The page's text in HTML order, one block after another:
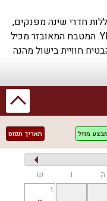
חדרי שינה מפנקים,
עם מסכי LCD ושרותי טלוויזיה בלוויין YES. המטבח המאובזר מכיל
חוויית בישול מהנה
מחוממת ומגודרת. פינות
תחת כיפת
נישואין. בסביבה
מבצע מוזל תאריך תפוס
ה ו ש
1